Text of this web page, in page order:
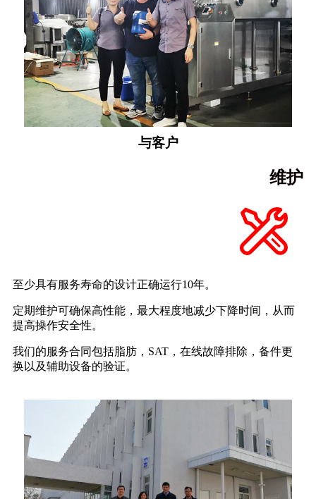
与客户
维护
至少具有服务寿命的设计正确运行10年。
定期维护可确保高性能，最大程度地减少下降时间，从而
提高操作安全性。
我们的服务合同包括脂肪，SAT，在线故障排除，备件更
换以及辅助设备的验证。